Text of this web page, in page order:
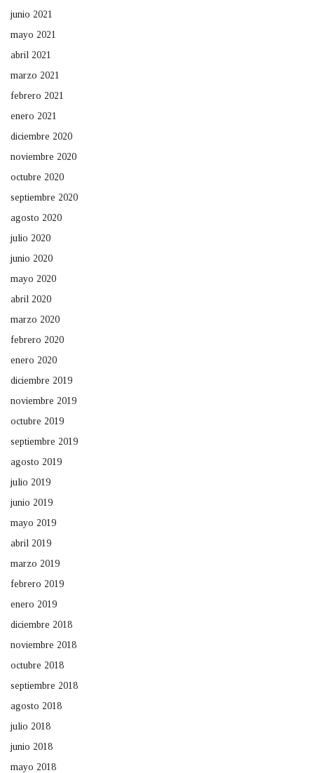
junio 2021
mayo 2021
abril 2021
marzo 2021
febrero 2021
enero 2021
diciembre 2020
noviembre 2020
octubre 2020
septiembre 2020
agosto 2020
julio 2020
junio 2020
mayo 2020
abril 2020
marzo 2020
febrero 2020
enero 2020
diciembre 2019
noviembre 2019
octubre 2019
septiembre 2019
agosto 2019
julio 2019
junio 2019
mayo 2019
abril 2019
marzo 2019
febrero 2019
enero 2019
diciembre 2018
noviembre 2018
octubre 2018
septiembre 2018
agosto 2018
julio 2018
junio 2018
mayo 2018